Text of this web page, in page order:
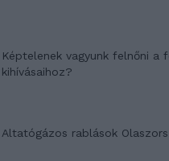
Képtelenek vagyunk felnőni a
kihívásaihoz?
Altatógázos rablások